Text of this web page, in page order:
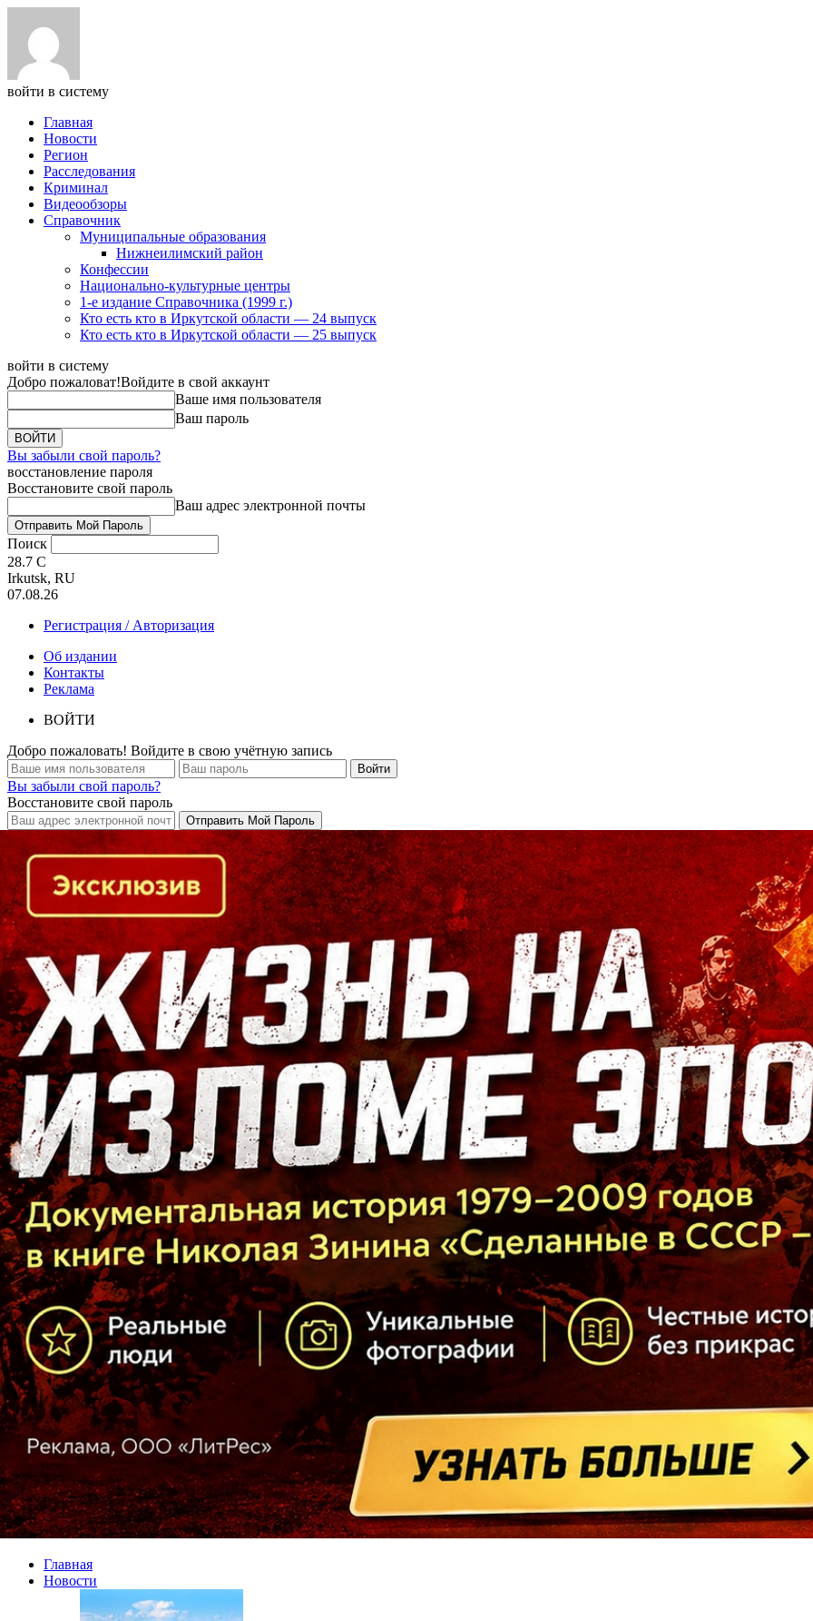
войти в систему
Главная
Новости
Регион
Расследования
Криминал
Видеообзоры
Справочник
Муниципальные образования
Нижнеилимский район
Конфессии
Национально-культурные центры
1-е издание Справочника (1999 г.)
Кто есть кто в Иркутской области — 24 выпуск
Кто есть кто в Иркутской области — 25 выпуск
войти в систему
Добро пожаловат!Войдите в свой аккаунт
Ваше имя пользователя
Ваш пароль
Вы забыли свой пароль?
восстановление пароля
Восстановите свой пароль
Ваш адрес электронной почты
Поиск
28.7 C
Irkutsk, RU
07.08.26
Регистрация / Авторизация
Об издании
Контакты
Реклама
ВОЙТИ
Добро пожаловать! Войдите в свою учётную запись
Вы забыли свой пароль?
Восстановите свой пароль
Кто есть кто в Байкальском регионе
Главная
Новости